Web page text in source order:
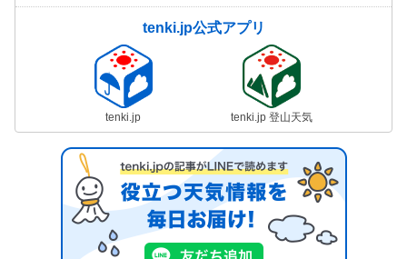
tenki.jp公式アプリ
tenki.jp tenki.jp 登山天気